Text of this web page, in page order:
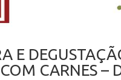
E
CARNES